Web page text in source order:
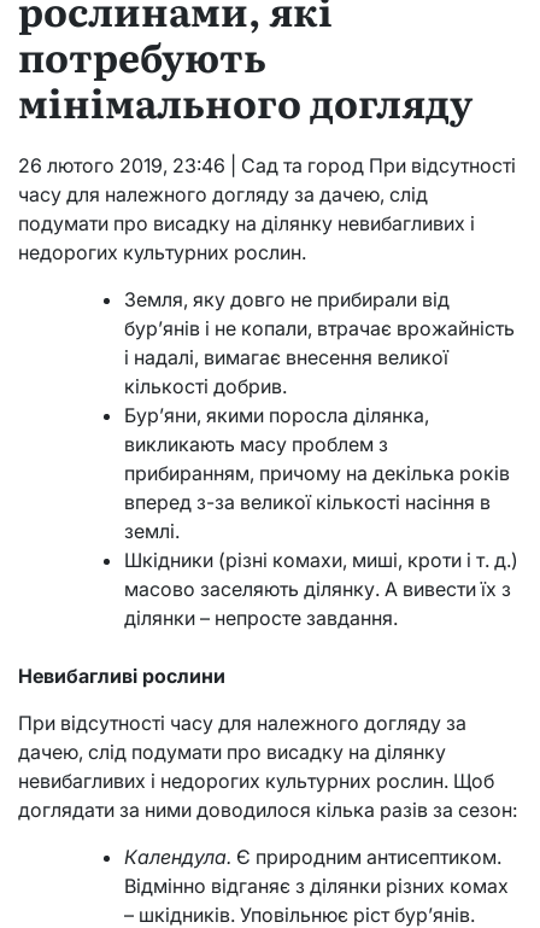
потребують
мінімального догляду
26 лютого 2019, 23:46 | Сад та город При відсутності
часу для належного догляду за дачею, слід
подумати про висадку на ділянку невибагливих і
недорогих культурних рослин.
Земля, яку довго не прибирали від
бур’янів і не копали, втрачає врожайність
і надалі, вимагає внесення великої
кількості добрив.
Бур’яни, якими поросла ділянка,
викликають масу проблем з
прибиранням, причому на декілька років
вперед з-за великої кількості насіння в
землі.
Шкідники (різні комахи, миші, кроти і т. д.)
масово заселяють ділянку. А вивести їх з
ділянки – непросте завдання.
Невибагливі рослини
При відсутності часу для належного догляду за
дачею, слід подумати про висадку на ділянку
невибагливих і недорогих культурних рослин. Щоб
доглядати за ними доводилося кілька разів за сезон:
Календула. Є природним антисептиком.
Відмінно відганяє з ділянки різних комах
– шкідників. Уповільнює ріст бур’янів.